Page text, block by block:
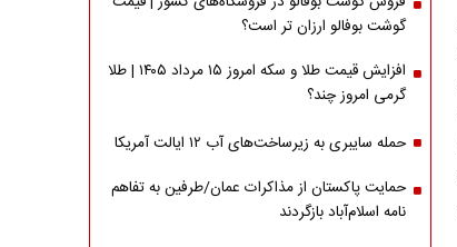
گوشت بوفالو ارزان تر است؟
افزایش قیمت طلا و سکه امروز ۱۵ مرداد ۱۴۰۵ | طلا
گرمی امروز چند؟
حمله سایبری به زیرساخت‌های آب ۱۲ ایالت آمریکا
حمایت پاکستان از مذاکرات عمان/طرفین به تفاهم
نامه اسلام‌آباد بازگردند